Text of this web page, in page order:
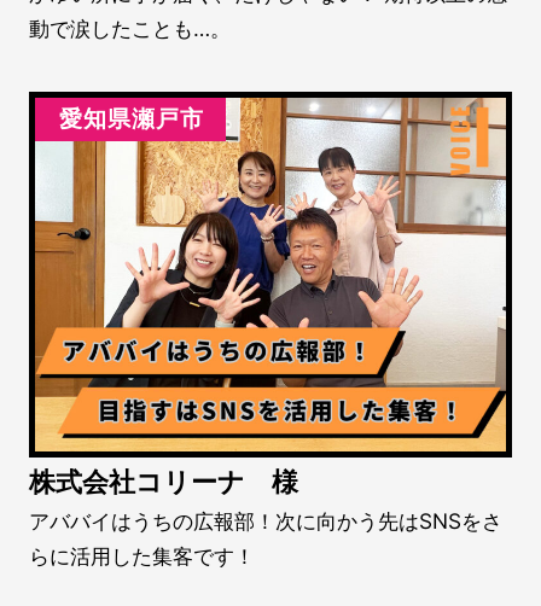
動で涙したことも…。
愛知県瀬戸市
株式会社コリーナ 様
アババイはうちの広報部！次に向かう先はSNSをさ
らに活用した集客です！